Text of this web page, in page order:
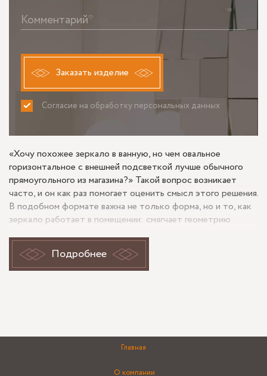
Комментарий*
Заказать изделие
Согласие на обработку персональных данных
ПРИНИМАЮ НЕ ПРИНИМАЮ
«Хочу похожее зеркало в ванную, но чем овальное
горизонтальное с внешней подсветкой лучше обычного
прямоугольного из магазина?» Такой вопрос возникает
часто, и он как раз помогает оценить смысл этого решения.
В подобном формате важна не только форма, но и то, как
зеркало работает в помещении: смягчает геометрию
более спокойное отражение без жестких углов. Внешняя
подсветка тоже меняет восприятие: свет не выходит из-за
полотна, а формирует отдельный контур вокруг зеркала,
Для ванной комнаты горизонтальное овальное зеркало
более точной посадкой под конкретную стену и мебель.
Подробнее
Главная
О компании